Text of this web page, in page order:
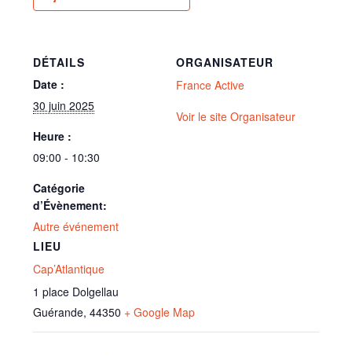
DÉTAILS
Date :
30 juin 2025
Heure :
09:00 - 10:30
Catégorie
d’Évènement:
Autre événement
LIEU
Cap’Atlantique
1 place Dolgellau
Guérande, 44350 + Google Map
ORGANISATEUR
France Active
Voir le site Organisateur